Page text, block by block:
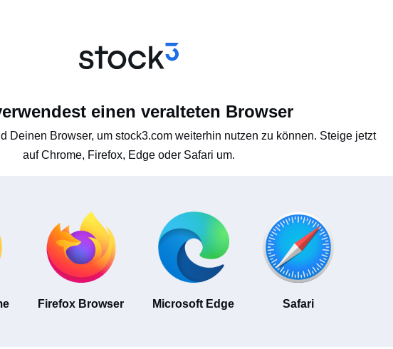
einen veralteten Browser
Deinen Browser, um stock3.com weiterhin nutzen zu können. Steige jetzt
auf Chrome, Firefox, Edge oder Safari um.
Firefox Browser Microsoft Edge Safari